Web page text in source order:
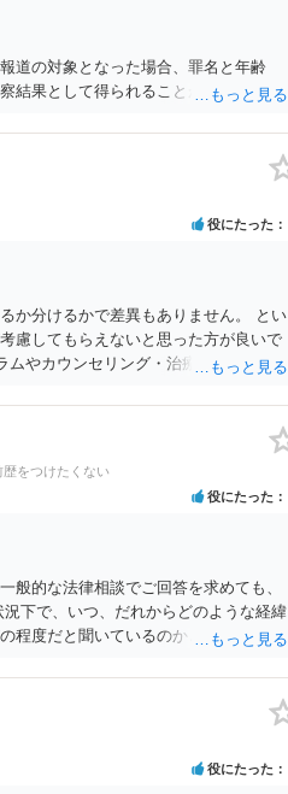
道の対象となった場合、罪名と年齢
結果として得られることが通常です。
役にたった
か分けるかで差異もありません。 とい
慮してもらえないと思った方が良いで
ムやカウンセリング・治療の内容 ・利
なければあまり意味がありません。
分であり、実刑となるか微妙な事案で
歴をつけたくない
役にたった
般的な法律相談でご回答を求めても、
下で、いつ、だれからどのような経緯
程度だと聞いているのかということに
べ内容を録音することは必須だと考え
役にたった